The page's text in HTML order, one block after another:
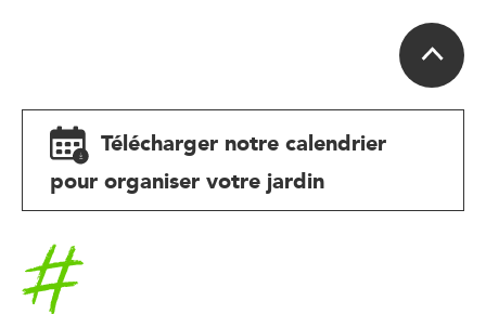
Télécharger notre calendrier
pour organiser votre jardin
Accueil